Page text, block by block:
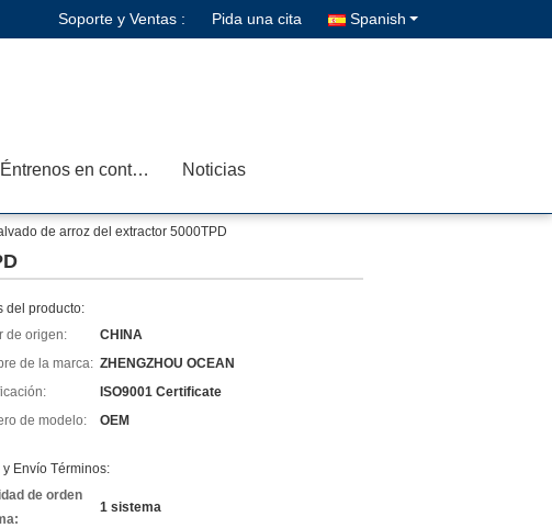
Soporte y Ventas : Pida una cita Spanish
Éntrenos en contacto con Noticias
de arroz del extractor 5000TPD
del producto:
de origen:
CHINA
de la marca: ZHENGZHOU OCEAN
ISO9001 Certificate
de modelo:
OEM
y Envío Términos:
de orden
1 sistema